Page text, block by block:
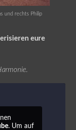
und rechts Philip
eure
. Um auf